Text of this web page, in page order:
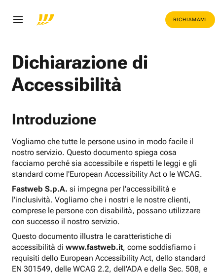
RICHIAMAMI
Dichiarazione di
Accessibilità
Introduzione
Vogliamo che tutte le persone usino in modo facile il
nostro servizio. Questo documento spiega cosa
facciamo perché sia accessibile e rispetti le leggi e gli
standard come l'European Accessibility Act o le WCAG.
Fastweb S.p.A. si impegna per l'accessibilità e
l'inclusività. Vogliamo che i nostri e le nostre clienti,
comprese le persone con disabilità, possano utilizzare
con successo il nostro servizio.
Questo documento illustra le caratteristiche di
accessibilità di www.fastweb.it, come soddisfiamo i
requisiti dello European Accessibility Act, dello standard
EN 301549, delle WCAG 2.2, dell'ADA e della Sec. 508, e